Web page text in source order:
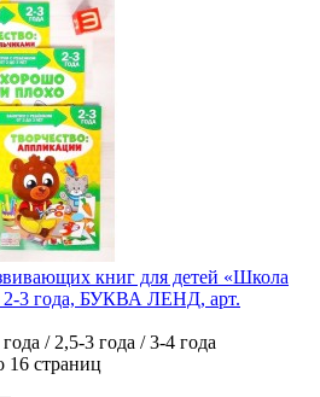
книг для детей «Школа
2-3 года, БУКВА ЛЕНД, арт.
/ 2,5-3 года / 3-4 года
16 страниц